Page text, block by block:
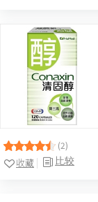
(2)
比较
收藏